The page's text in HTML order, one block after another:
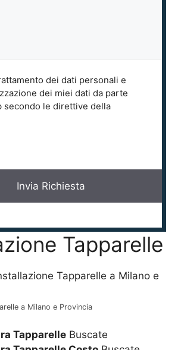
dei dati personali e
dei miei dati da parte
secondo le direttive della
Tapparelle
a Milano e Provincia
Tapparelle Buscate